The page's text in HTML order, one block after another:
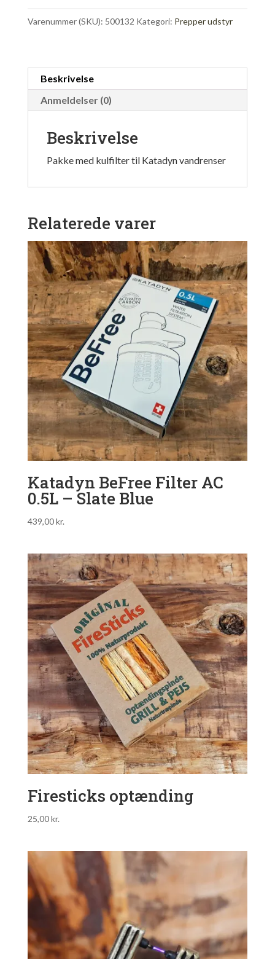
Carbon
Replacement
antal
Varenummer (SKU): 500132 Kategori: Prepper udstyr
Beskrivelse
Anmeldelser (0)
Beskrivelse
Pakke med kulfilter til Katadyn vandrenser
Relaterede varer
Katadyn BeFree Filter AC
0.5L – Slate Blue
439,00kr.
Firesticks optænding
25,00kr.